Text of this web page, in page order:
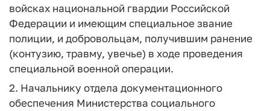
войсках национальной гвардии Российской
Федерации и имеющим специальное звание
полиции, и добровольцам, получившим ранение
(контузию, травму, увечье) в ходе проведения
специальной военной операции.
2. Начальнику отдела документационного
обеспечения Министерства социального